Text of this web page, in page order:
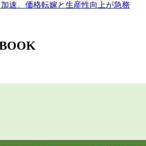
速、価格転嫁と生産性向上が急務